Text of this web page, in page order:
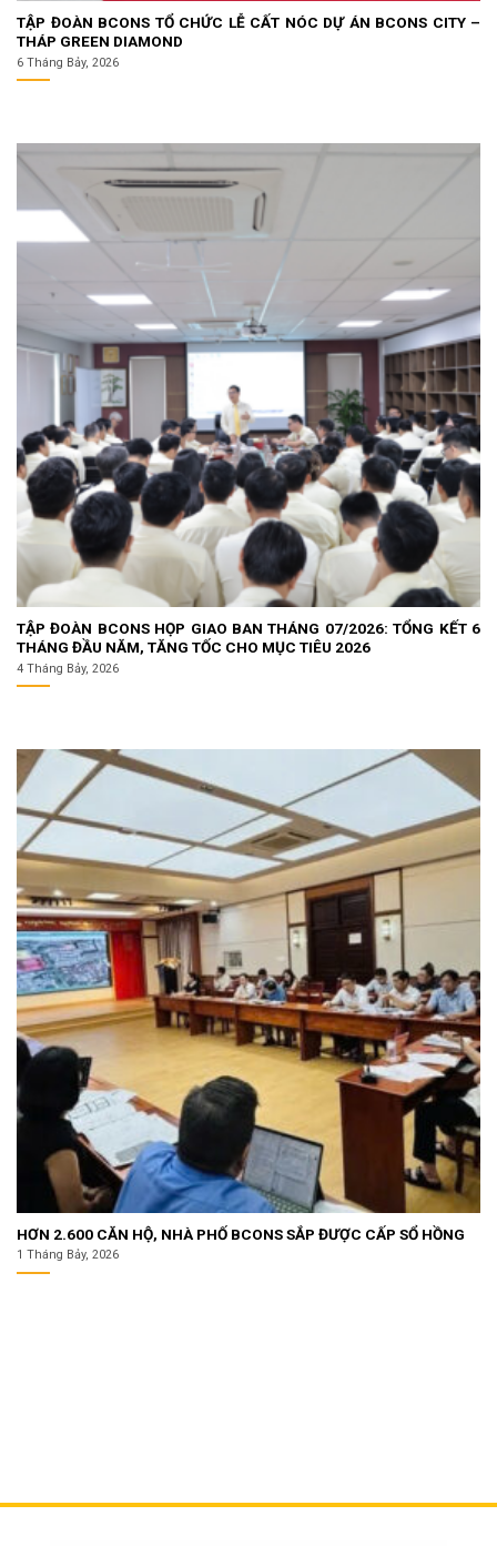
TẬP ĐOÀN BCONS TỔ CHỨC LỄ CẤT NÓC DỰ ÁN BCONS CITY –
THÁP GREEN DIAMOND
6 Tháng Bảy, 2026
TẬP ĐOÀN BCONS HỌP GIAO BAN THÁNG 07/2026: TỔNG KẾT 6
THÁNG ĐẦU NĂM, TĂNG TỐC CHO MỤC TIÊU 2026
4 Tháng Bảy, 2026
HƠN 2.600 CĂN HỘ, NHÀ PHỐ BCONS SẮP ĐƯỢC CẤP SỔ HỒNG
1 Tháng Bảy, 2026